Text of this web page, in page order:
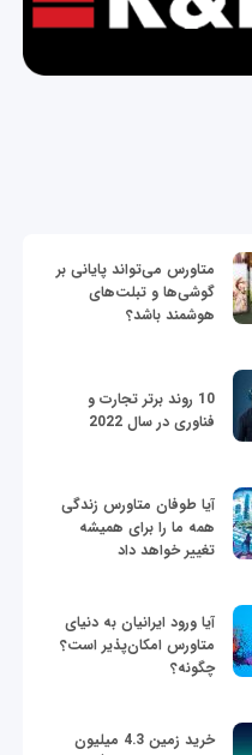
متاورس می‌تواند پایانی بر
گوشی‌ها و تبلت‌های
هوشمند باشد؟
10 روند برتر تجارت و
فناوری در سال 2022
آیا طوفان متاورس زندگی
همه ما را برای همیشه
تغییر خواهد داد
آیا ورود ایرانیان به دنیای
متاورس امکان‌پذیر است؟
چگونه؟
خرید زمین 4.3 میلیون